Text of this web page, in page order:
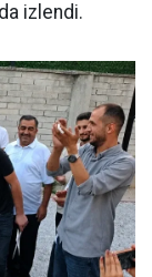
izlendi.